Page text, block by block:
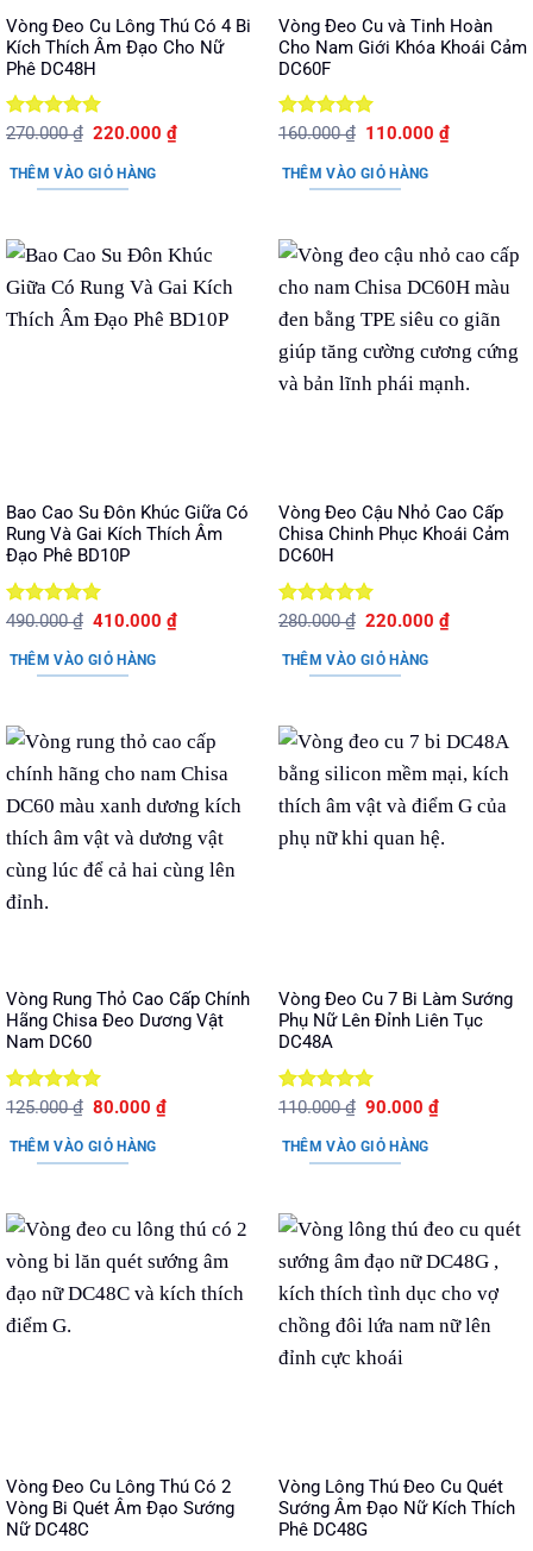
Vòng Đeo Cu Lông Thú Có 4 Bi
Kích Thích Âm Đạo Cho Nữ
Phê DC48H
Được xếp
sao
270.000₫ Giá
là:
270.000 ₫.
220.000₫Giá
THÊM VÀO GIỎ HÀNG
Vòng Đeo Cu và Tinh Hoàn
Cho Nam Giới Khóa Khoái Cảm
DC60F
Được xếp
sao
160.000₫ Giá
là:
160.000 ₫.
110.000₫Giá
THÊM VÀO GIỎ HÀNG
Bao Cao Su Đôn Khúc Giữa Có
Rung Và Gai Kích Thích Âm
Đạo Phê BD10P
Được xếp
sao
490.000₫ Giá
là:
490.000 ₫.
410.000₫Giá
THÊM VÀO GIỎ HÀNG
Vòng Đeo Cậu Nhỏ Cao Cấp
Chisa Chinh Phục Khoái Cảm
DC60H
Được xếp
sao
280.000₫ Giá
là:
280.000 ₫.
220.000₫Giá
THÊM VÀO GIỎ HÀNG
Vòng Rung Thỏ Cao Cấp Chính
Hãng Chisa Đeo Dương Vật
Nam DC60
Được xếp
sao
125.000₫ Giá
là:
125.000 ₫.
80.000₫Giá
THÊM VÀO GIỎ HÀNG
Vòng Đeo Cu 7 Bi Làm Sướng
Phụ Nữ Lên Đỉnh Liên Tục
DC48A
Được xếp
sao
110.000₫ Giá
là:
110.000 ₫.
90.000₫Giá
THÊM VÀO GIỎ HÀNG
Vòng Đeo Cu Lông Thú Có 2
Vòng Bi Quét Âm Đạo Sướng
Nữ DC48C
Vòng Lông Thú Đeo Cu Quét
Sướng Âm Đạo Nữ Kích Thích
Phê DC48G